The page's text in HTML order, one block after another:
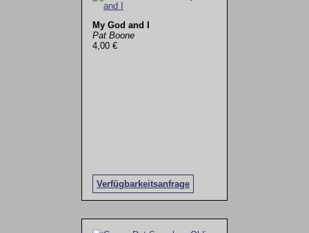
My God and I
Pat Boone
4,00 €
Verfügbarkeitsanfrage